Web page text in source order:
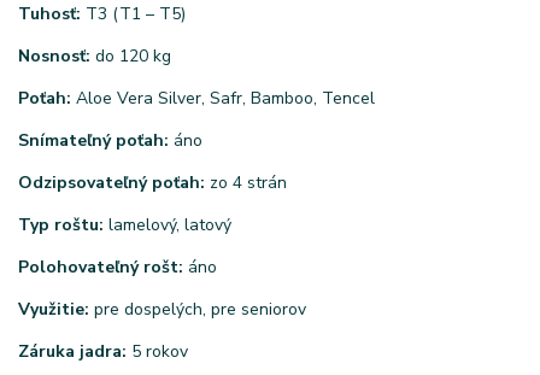
Tuhosť: T3 (T1 – T5)
Nosnosť: do 120 kg
Poťah: Aloe Vera Silver, Safr, Bamboo, Tencel
Snímateľný poťah: áno
Odzipsovateľný poťah: zo 4 strán
Typ roštu: lamelový, latový
Polohovateľný rošt: áno
Využitie: pre dospelých, pre seniorov
Záruka jadra: 5 rokov